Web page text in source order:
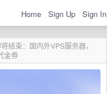
Home Sign Up Sign In
结束：国内外VPS服务器，
金券